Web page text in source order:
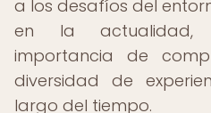
a los desafíos del
en la actualidad,
importancia de
diversidad de
largo del tiempo.